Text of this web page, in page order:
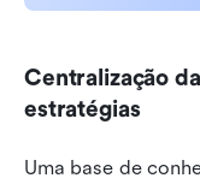
Centralização
estratégias
Uma base de